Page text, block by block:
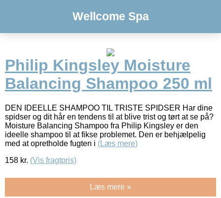
Wellcome Spa
Philip Kingsley Moisture
Balancing Shampoo 250 ml
DEN IDEELLE SHAMPOO TIL TRISTE SPIDSER Har dine
spidser og dit hår en tendens til at blive trist og tørt at se på?
Moisture Balancing Shampoo fra Philip Kingsley er den
ideelle shampoo til at fikse problemet. Den er behjælpelig
med at opretholde fugten i (Læs mere)
158 kr. (Vis fragtpris)
Læs mere »